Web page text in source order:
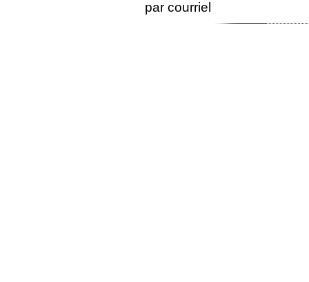
par courriel